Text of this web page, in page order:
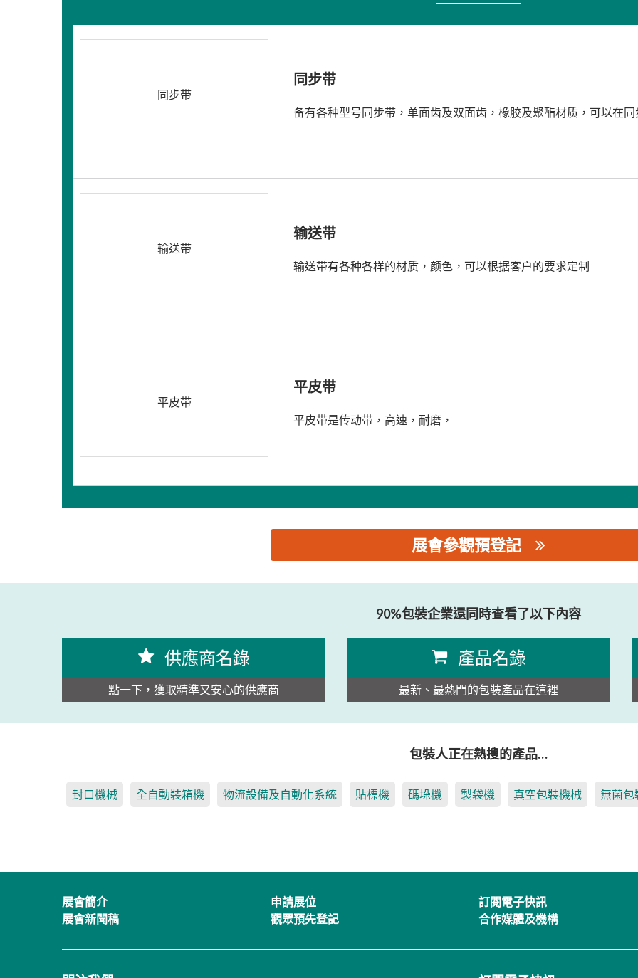
同步带
同步带
备有各种型号同步带，单面齿及双面齿，橡胶及聚酯材质，可以在
输送带
输送带
输送带有各种各样的材质，颜色，可以根据客户的要求定制
平皮带
平皮带
平皮带是传动带，高速，耐磨，
展會參觀預登記
90%包裝企業還同時查看了以下內容
供應商名錄
點一下，獲取精準又安心的供應商
產品名錄
最新、最熱門的包裝產品在這裡
包裝人正在熱搜的產品…
封口機械 全自動裝箱機 物流設備及自動化系統 貼標機 碼垛機 製袋機 真空包裝機械 無菌包
展會簡介
展會新聞稿
申請展位
觀眾預先登記
訂閱電子快訊
合作媒體及機構